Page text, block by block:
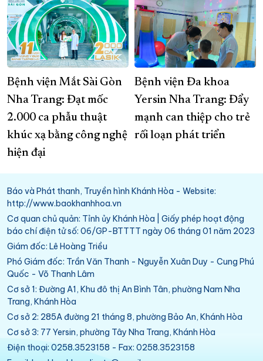
Bệnh viện Mắt Sài Gòn
Nha Trang: Đạt mốc
2.000 ca phẫu thuật
khúc xạ bằng công nghệ
hiện đại
Bệnh viện Đa khoa
Yersin Nha Trang: Đẩy
mạnh can thiệp cho trẻ
rối loạn phát triển
Báo và Phát thanh, Truyền hình Khánh Hòa - Website:
http://www.baokhanhhoa.vn
Cơ quan chủ quản: Tỉnh ủy Khánh Hòa | Giấy phép hoạt động
báo chí điện tử số: 06/GP-BTTTT ngày 06 tháng 01 năm 2023
Giám đốc: Lê Hoàng Triều
Phó Giám đốc: Trần Văn Thanh - Nguyễn Xuân Duy - Cung Phú
Quốc - Võ Thanh Lâm
Cơ sở 1: Đường A1, Khu đô thị An Bình Tân, phường Nam Nha
Trang, Khánh Hòa
Cơ sở 2: 285A đường 21 tháng 8, phường Bảo An, Khánh Hòa
Cơ sở 3: 77 Yersin, phường Tây Nha Trang, Khánh Hòa
Điện thoại: 0258.3523158 - Fax: 0258.3523158